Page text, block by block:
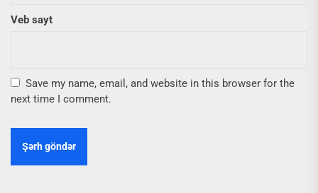
Veb sayt
Save my name, email, and website in this browser for the
next time I comment.